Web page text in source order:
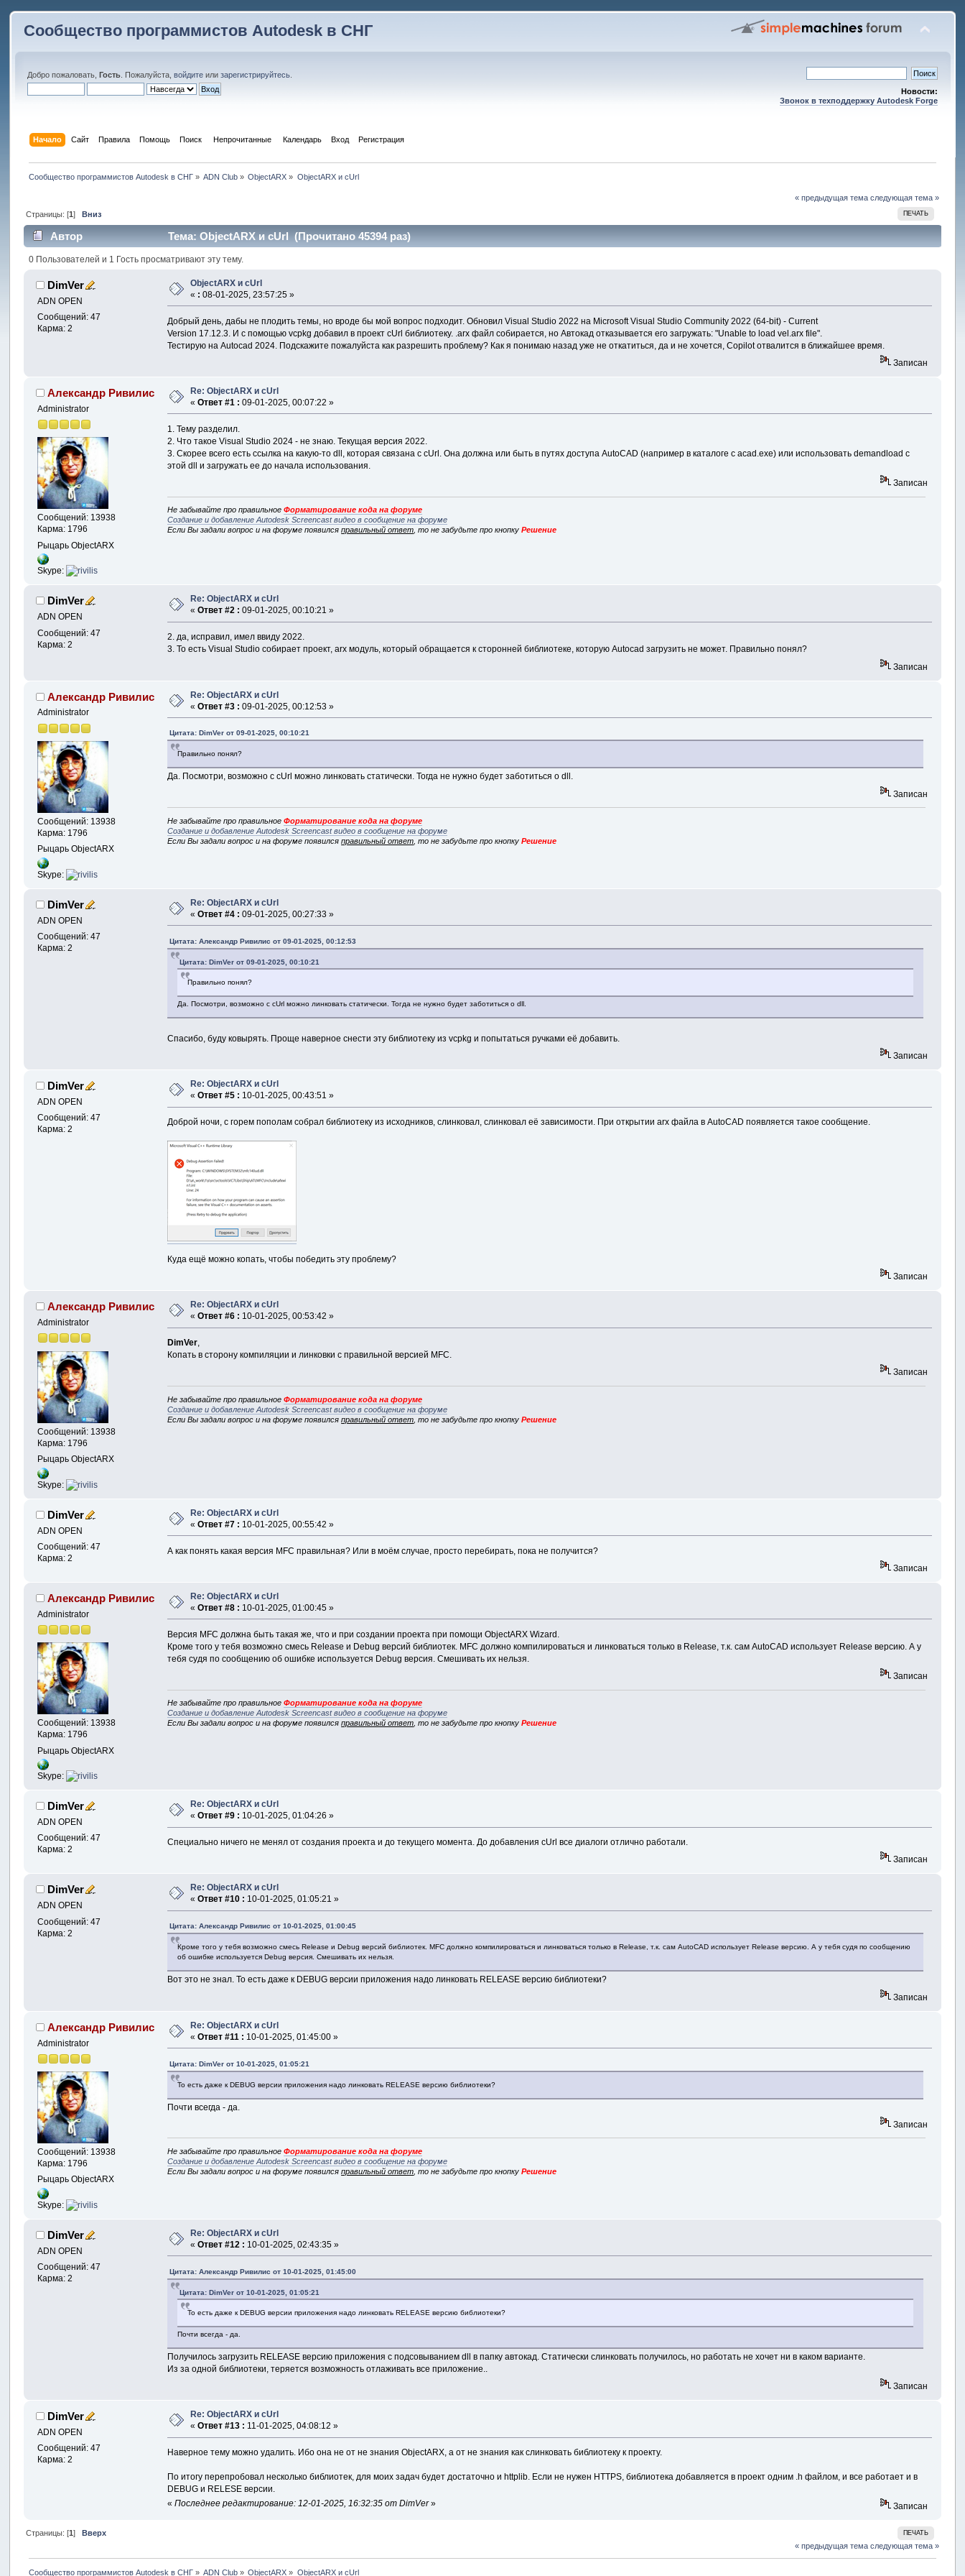
Сообщество программистов Autodesk в СНГ
Добро пожаловать,Гость . Пожалуйста,войдите илизарегистрируйтесь
Новости:
Звонок в техподдержку Autodesk Forge
Начало Сайт Правила Помощь Поиск Непрочитанные Календарь Вход Регистрация
Сообщество программистов Autodesk в СНГ» ADN Club » ObjectARX » ObjectARX и cUrl
« предыдущая тема следующая тема »
ПЕЧАТЬ
Страницы: [1] Вниз
Автор Тема: ObjectARX и cUrl (Прочитано 45394 раз)
0 Пользователей и 1 Гость просматривают эту тему.
DimVer
ADN OPEN
Сообщений: 47
Карма: 2
ObjectARX и cUrl
« : 08-01-2025, 23:57:25 »
Добрый день, дабы не плодить темы, но вроде бы мой вопрос подходит. Обновил Visual Studio 2022 на Microsoft Visual Studio Community 2022 (64-bit) - Current
Version 17.12.3. И с помощью vcpkg добавил в проект cUrl библиотеку. .arx файл собирается, но Автокад отказывается его загружать: "Unable to load vel.arx file".
Тестирую на Autocad 2024. Подскажите пожалуйста как разрешить проблему? Как я понимаю назад уже не откатиться, да и не хочется, Copilot отвалится в ближайшее время.
Записан
Александр Ривилис
Administrator
Сообщений: 13938
Карма: 1796
Рыцарь ObjectARX
Skype:
Re: ObjectARX и cUrl
«Ответ #1 : 09-01-2025, 00:07:22 »
1. Тему разделил.
2. Что такое Visual Studio 2024 - не знаю. Текущая версия 2022.
3. Скорее всего есть ссылка на какую-то dll, которая связана с cUrl. Она должна или быть в путях доступа AutoCAD (например в каталоге с acad.exe) или использовать demandload с
этой dll и загружать ее до начала использования.
Записан
Не забывайте про правильноеФорматирование кода на форуме
Создание и добавление Autodesk Screencast видео в сообщение на форуме
Если Вы задали вопрос и на форуме появилсяправильный ответ , то не забудьте про кнопкуРешение
DimVer
ADN OPEN
Сообщений: 47
Карма: 2
Re: ObjectARX и cUrl
«Ответ #2 : 09-01-2025, 00:10:21 »
2. да, исправил, имел ввиду 2022.
3. То есть Visual Studio собирает проект, arx модуль, который обращается к сторонней библиотеке, которую Autocad загрузить не может. Правильно понял?
Записан
Александр Ривилис
Administrator
Сообщений: 13938
Карма: 1796
Рыцарь ObjectARX
Skype:
Re: ObjectARX и cUrl
«Ответ #3 : 09-01-2025, 00:12:53 »
Цитата: DimVer от 09-01-2025, 00:10:21
Правильно понял?
Да. Посмотри, возможно с cUrl можно линковать статически. Тогда не нужно будет заботиться о dll.
Записан
Не забывайте про правильноеФорматирование кода на форуме
Создание и добавление Autodesk Screencast видео в сообщение на форуме
Если Вы задали вопрос и на форуме появилсяправильный ответ , то не забудьте про кнопкуРешение
DimVer
ADN OPEN
Сообщений: 47
Карма: 2
Re: ObjectARX и cUrl
«Ответ #4 : 09-01-2025, 00:27:33 »
Цитата: Александр Ривилис от 09-01-2025, 00:12:53
Цитата: DimVer от 09-01-2025, 00:10:21
Правильно понял?
Да. Посмотри, возможно с cUrl можно линковать статически. Тогда не нужно будет заботиться о dll.
Спасибо, буду ковырять. Проще наверное снести эту библиотеку из vcpkg и попытаться ручками её добавить.
Записан
DimVer
ADN OPEN
Сообщений: 47
Карма: 2
Re: ObjectARX и cUrl
«Ответ #5 : 10-01-2025, 00:43:51 »
Доброй ночи, с горем пополам собрал библиотеку из исходников, слинковал, слинковал её зависимости. При открытии arx файла в AutoCAD появляется такое сообщение.
Куда ещё можно копать, чтобы победить эту проблему?
Записан
Александр Ривилис
Administrator
Сообщений: 13938
Карма: 1796
Рыцарь ObjectARX
Skype:
Re: ObjectARX и cUrl
«Ответ #6 : 10-01-2025, 00:53:42 »
DimVer,
Копать в сторону компиляции и линковки с правильной версией MFC.
Записан
Не забывайте про правильноеФорматирование кода на форуме
Создание и добавление Autodesk Screencast видео в сообщение на форуме
Если Вы задали вопрос и на форуме появилсяправильный ответ , то не забудьте про кнопкуРешение
DimVer
ADN OPEN
Сообщений: 47
Карма: 2
Re: ObjectARX и cUrl
«Ответ #7 : 10-01-2025, 00:55:42 »
А как понять какая версия MFC правильная? Или в моём случае, просто перебирать, пока не получится?
Записан
Александр Ривилис
Administrator
Сообщений: 13938
Карма: 1796
Рыцарь ObjectARX
Skype:
Re: ObjectARX и cUrl
«Ответ #8 : 10-01-2025, 01:00:45 »
Версия MFC должна быть такая же, что и при создании проекта при помощи ObjectARX Wizard.
Кроме того у тебя возможно смесь Release и Debug версий библиотек. MFC должно компилироваться и линковаться только в Release, т.к. сам AutoCAD использует Release версию. А у
тебя судя по сообщению об ошибке используется Debug версия. Смешивать их нельзя.
Записан
Не забывайте про правильноеФорматирование кода на форуме
Создание и добавление Autodesk Screencast видео в сообщение на форуме
Если Вы задали вопрос и на форуме появилсяправильный ответ , то не забудьте про кнопкуРешение
DimVer
ADN OPEN
Сообщений: 47
Карма: 2
Re: ObjectARX и cUrl
«Ответ #9 : 10-01-2025, 01:04:26 »
Специально ничего не менял от создания проекта и до текущего момента. До добавления cUrl все диалоги отлично работали.
Записан
DimVer
ADN OPEN
Сообщений: 47
Карма: 2
Re: ObjectARX и cUrl
«Ответ #10 : 10-01-2025, 01:05:21 »
Цитата: Александр Ривилис от 10-01-2025, 01:00:45
Кроме того у тебя возможно смесь Release и Debug версий библиотек. MFC должно компилироваться и линковаться только в Release, т.к. сам AutoCAD использует Release версию. А у тебя судя по сообщению
об ошибке используется Debug версия. Смешивать их нельзя.
Вот это не знал. То есть даже к DEBUG версии приложения надо линковать RELEASE версию библиотеки?
Записан
Александр Ривилис
Administrator
Сообщений: 13938
Карма: 1796
Рыцарь ObjectARX
Skype:
Re: ObjectARX и cUrl
«Ответ #11 : 10-01-2025, 01:45:00 »
Цитата: DimVer от 10-01-2025, 01:05:21
То есть даже к DEBUG версии приложения надо линковать RELEASE версию библиотеки?
Почти всегда - да.
Записан
Не забывайте про правильноеФорматирование кода на форуме
Создание и добавление Autodesk Screencast видео в сообщение на форуме
Если Вы задали вопрос и на форуме появилсяправильный ответ , то не забудьте про кнопкуРешение
DimVer
ADN OPEN
Сообщений: 47
Карма: 2
Re: ObjectARX и cUrl
«Ответ #12 : 10-01-2025, 02:43:35 »
Цитата: Александр Ривилис от 10-01-2025, 01:45:00
Цитата: DimVer от 10-01-2025, 01:05:21
То есть даже к DEBUG версии приложения надо линковать RELEASE версию библиотеки?
Почти всегда - да.
Получилось загрузить RELEASE версию приложения с подсовыванием dll в папку автокад. Статически слинковать получилось, но работать не хочет ни в каком варианте.
Из за одной библиотеки, теряется возможность отлаживать все приложение..
Записан
DimVer
ADN OPEN
Сообщений: 47
Карма: 2
Re: ObjectARX и cUrl
«Ответ #13 : 11-01-2025, 04:08:12 »
Наверное тему можно удалить. Ибо она не от не знания ObjectARX, а от не знания как слинковать библиотеку к проекту.
По итогу перепробовал несколько библиотек, для моих задач будет достаточно и httplib. Если не нужен HTTPS, библиотека добавляется в проект одним .h файлом, и все работает и в
DEBUG и RELESE версии.
«Последнее редактирование: 12-01-2025, 16:32:35 от DimVer» Записан
ПЕЧАТЬ
Страницы: [1 ]
Вверх
« предыдущая тема следующая тема »
Сообщество программистов Autodesk в СНГ» ADN Club » ObjectARX » ObjectARX и cUrl